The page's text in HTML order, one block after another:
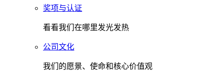
奖项与认证
看看我们在哪里发光发热
公司文化
我们的愿景、使命和核心价值观